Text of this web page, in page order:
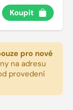
Koupit
pro nové
na adresu
provedení